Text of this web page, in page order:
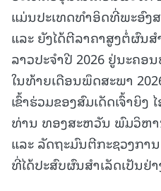
ແມ່ນປະເທດທໍາອິດທີ່ພະອົງ
ແລະ ຍັງໄດ້ຕີລາຄາສູງຕໍ່ຜົນ
ລາວປະຈໍາປີ 2026 ຢູ່ນະຄອ
ໃນທ້າຍເດືອນພຶດສະພາ
ເຂົ້າຮ່ວມຂອງສົມເດັດເຈົ້າຍິງ
ທ່ານ ທອງສະຫວັນ ພົມວິຫ
ແລະ ລັດຖະມົນຕີກະຊວງກາ
ທີ່ໄດ້ປະສົບຜົນສໍາເລັດເປັນຢ່